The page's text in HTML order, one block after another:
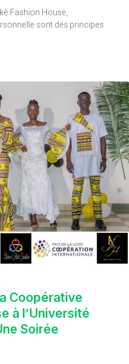
Fashion House,
sont des principes
Coopérative
à l’Université
Soirée